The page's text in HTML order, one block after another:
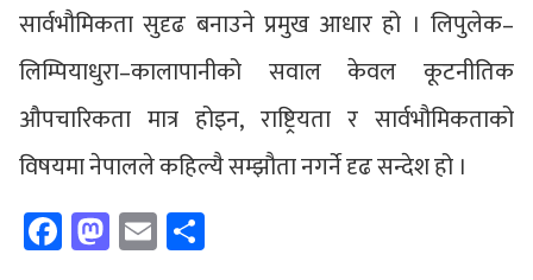
सार्वभौमिकता सुदृढ बनाउने प्रमुख आधार हो । लिपुलेक–
लिम्पियाधुरा–कालापानीको सवाल केवल कूटनीतिक
औपचारिकता मात्र होइन, राष्ट्रियता र सार्वभौमिकताको
विषयमा नेपालले कहिल्यै सम्झौता नगर्ने दृढ सन्देश हो ।
Facebook
Mastodon
Email